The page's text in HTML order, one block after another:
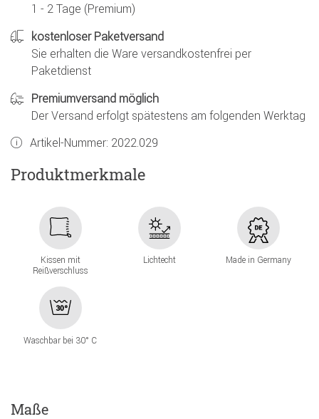
1 - 2 Tage (Premium)
kostenloser Paketversand
Sie erhalten die Ware versandkostenfrei per
Paketdienst
Premiumversand möglich
Der Versand erfolgt spätestens am folgenden Werktag
Artikel-Nummer: 2022.029
Produktmerkmale
Kissen mit
Reißverschluss
Lichtecht Made in Germany
Waschbar bei 30° C
Maße